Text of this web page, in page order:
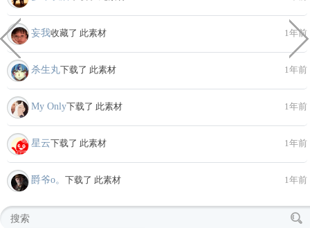
妄我收藏了 此素材 1年前
杀生丸下载了 此素材 1年前
My Only下载了 此素材 1年前
星云下载了 此素材 1年前
爵爷o。 下载了 此素材 1年前